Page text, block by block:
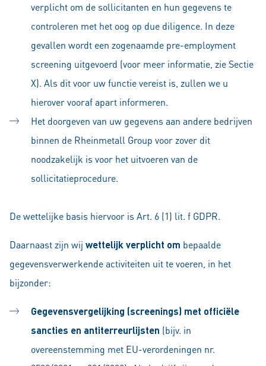
verplicht om de sollicitanten en hun gegevens te
controleren met het oog op due diligence. In deze
gevallen wordt een zogenaamde pre-employment
screening uitgevoerd (voor meer informatie, zie Sectie
X). Als dit voor uw functie vereist is, zullen we u
hierover vooraf apart informeren.
Het doorgeven van uw gegevens aan andere bedrijven
binnen de Rheinmetall Group voor zover dit
noodzakelijk is voor het uitvoeren van de
sollicitatieprocedure.
De wettelijke basis hiervoor is Art. 6 (1) lit. f GDPR.
Daarnaast zijn wij wettelijk verplicht om bepaalde
gegevensverwerkende activiteiten uit te voeren, in het
bijzonder:
Gegevensvergelijking (screenings) met officiële
sancties en antiterreurlijsten (bijv. in
overeenstemming met EU-verordeningen nr.